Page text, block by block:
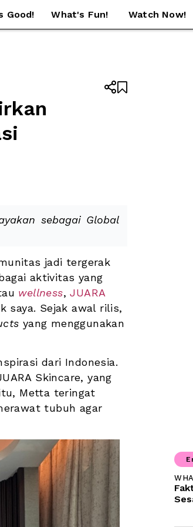
Good! What's Fun! Watch Now!


sebagai Global
jadi tergerak
aktivitas yang
wellness, JUARA
saya. Sejak awal rilis,
yang menggunakan
Skincare, yang
Metta teringat
tubuh agar